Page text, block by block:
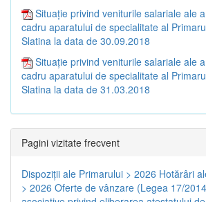
Situație privind veniturile salariale ale
cadru aparatului de specialitate al
Slatina la data de 30.09.2018
Situație privind veniturile salariale ale
cadru aparatului de specialitate al
Slatina la data de 31.03.2018
Pagini vizitate frecvent
Dispoziţii ale Primarului > 2026 Hotărâri
> 2026 Oferte de vânzare (Legea 17/